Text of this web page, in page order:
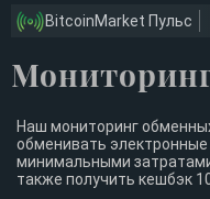
BitcoinMarket Пульс
Наш мониторинг
обменивать электронные
минимальными
также получить кешбэк